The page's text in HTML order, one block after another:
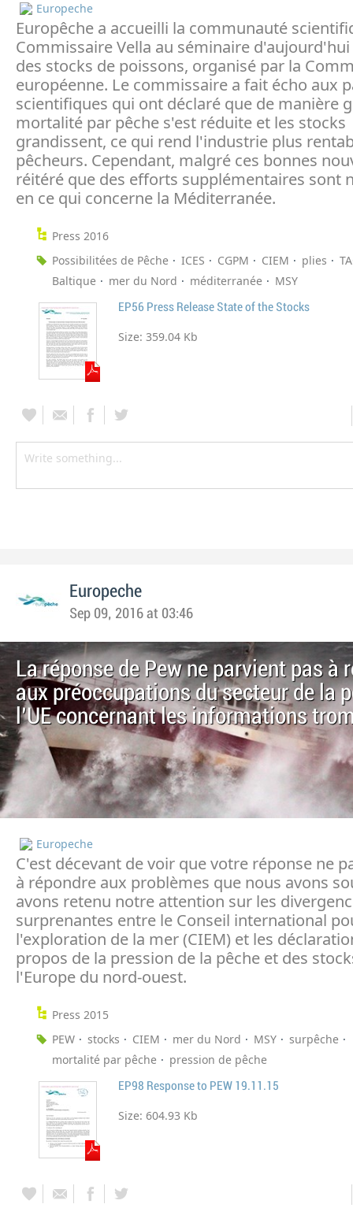
Europeche
Europêche a accueilli la communauté
Commissaire Vella au séminaire
des stocks de poissons, organisé par la
européenne. Le commissaire a fait écho aux
scientifiques qui ont déclaré que de manière
mortalité par pêche s'est réduite et les stocks
grandissent, ce qui rend l'industrie plus
pêcheurs. Cependant, malgré ces bonnes
réitéré que des efforts supplémentaires sont
en ce qui concerne la Méditerranée.
Press 2016
Possibilitées de Pêche
ICES CGPM CIEM plies
Baltique
mer du Nord méditerranée MSY
EP56 Press Release State of the Stocks
Size: 359.04 Kb
Europeche
Sep 09, 2016 at 03:46
La réponse de Pew ne parvient pas à
aux préoccupations du secteur de la
l'UE concernant les informations
Europeche
C'est décevant de voir que votre réponse ne
à répondre aux problèmes que nous avons
avons retenu notre attention sur les
surprenantes entre le Conseil international
l'exploration de la mer (CIEM) et les
propos de la pression de la pêche et des
l'Europe du nord-ouest.
Press 2015
PEW
stocks CIEM mer du Nord MSY
surpêche
mortalité par pêche
pression de pêche
EP98 Response to PEW 19.11.15
Size: 604.93 Kb